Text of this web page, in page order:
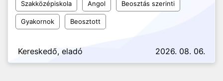
Szakközépiskola Angol Beosztás szerinti
Gyakornok Beosztott
Kereskedő, eladó 2026. 08. 06.